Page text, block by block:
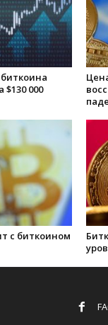
000
с биткоином